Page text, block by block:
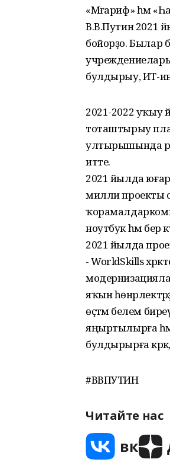
«Мәғариф» һәм
В.В.Путин 2021
бойорҙо. Былар
булдырыу, ИТ-
2021-2022 уҡыу
тоташтырыу
ултырышында
итте.
2021 йылда
милли проекты
ноутбук һәм бер
2021 йылда
- WorldSkills
яҡын
өҫтәмә белем
яңыртылырға
булдырырға
#ВВПУТИН
Читайте нас